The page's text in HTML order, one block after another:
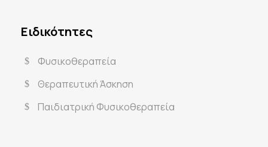
Ειδικότητες
Φυσικοθεραπεία
Θεραπευτική Άσκηση
Παιδιατρική Φυσικοθεραπεία